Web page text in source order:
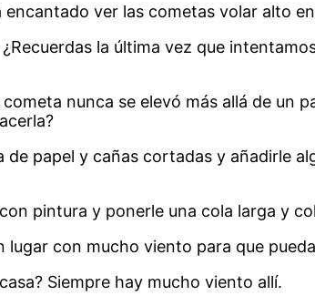
encantado ver las cometas volar alto
la última vez que
nunca se elevó más allá de un
papel y cañas cortadas y añadirle
pintura y ponerle una cola larga y
lugar con mucho viento para que
Siempre hay mucho viento allí.